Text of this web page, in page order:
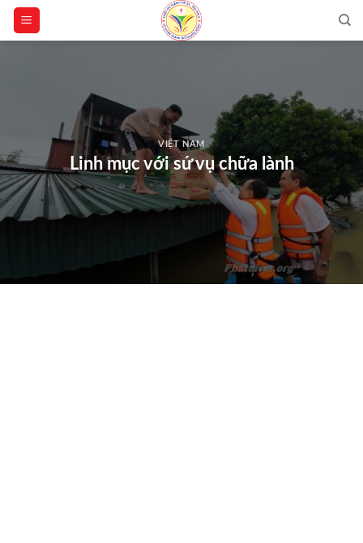
Skip
VIỆT NAM
Linh mục với sứ vụ chữa lành